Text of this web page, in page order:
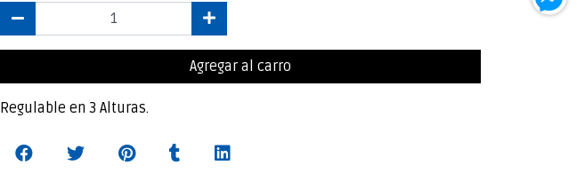
Agregar al carro
Regulable en 3 Alturas.